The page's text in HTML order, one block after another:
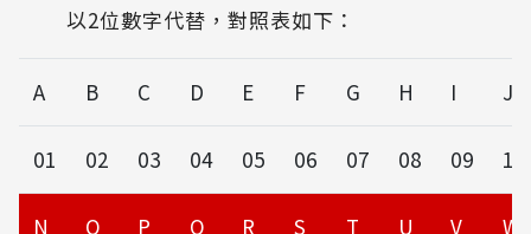
以2位數字代替，對照表如下：
A B C D E F G H I J
01 02 03 04 05 06 07 08 09 10
N O P Q R S T U V W